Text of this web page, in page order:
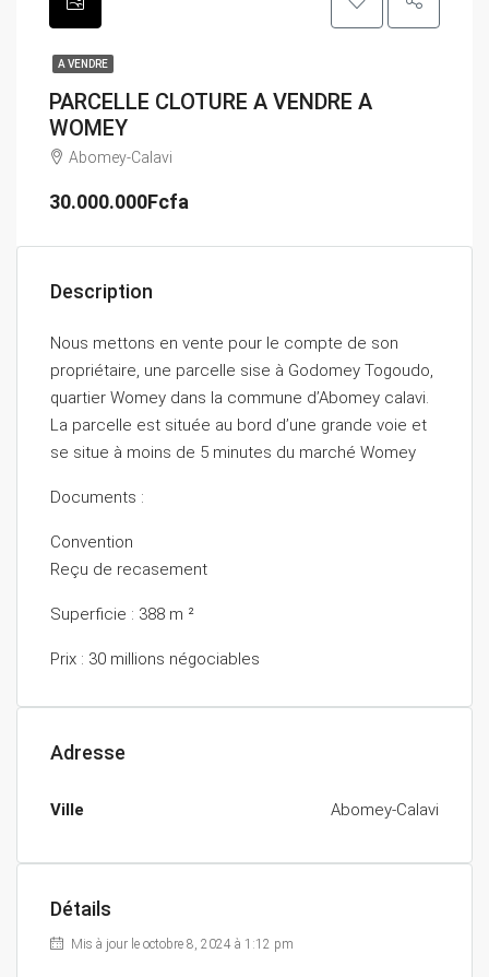
A VENDRE
PARCELLE CLOTURE A VENDRE A
WOMEY
Abomey-Calavi
30.000.000Fcfa
Description
Nous mettons en vente pour le compte de son
propriétaire, une parcelle sise à Godomey Togoudo,
quartier Womey dans la commune d’Abomey calavi.
La parcelle est située au bord d’une grande voie et
se situe à moins de 5 minutes du marché Womey
Documents :
Convention
Reçu de recasement
Superficie : 388 m ²
Prix : 30 millions négociables
Adresse
Ville Abomey-Calavi
Détails
Mis à jour le octobre 8, 2024 à 1:12 pm